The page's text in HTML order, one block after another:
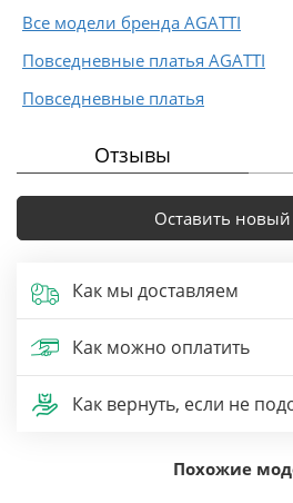
Все модели бренда AGATTI
Повседневные платья AGATTI
Повседневные платья
Отзывы
Оставить
Как мы доставляем
Как можно оплатить
Как вернуть, если не
Похожие